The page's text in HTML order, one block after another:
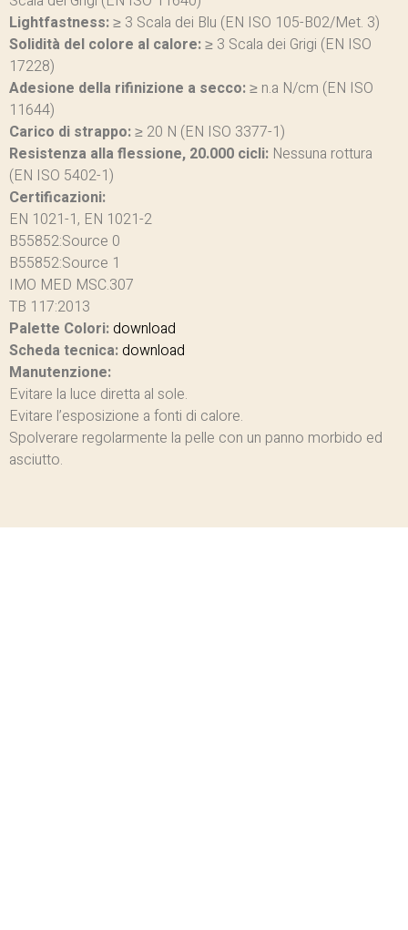
Lightfastness:≥ 3 Scala dei Blu (EN ISO 105-B02/Met. 3)
Solidità del colore al calore:≥ 3 Scala dei Grigi (EN ISO
17228)
Adesione della rifinizione a secco:≥ n.a N/cm (EN ISO
11644)
Carico di strappo:≥ 20 N (EN ISO 3377-1)
Resistenza alla flessione, 20.000 cicli: Nessuna rottura
(EN ISO 5402-1)
Certificazioni:
EN 1021-1, EN 1021-2
B55852:Source 0
B55852:Source 1
IMO MED MSC.307
TB 117:2013
Palette Colori:download
Scheda tecnica:download
Manutenzione:
Evitare la luce diretta al sole.
Evitare l’esposizione a fonti di calore.
Spolverare regolarmente la pelle con un panno morbido ed
asciutto.